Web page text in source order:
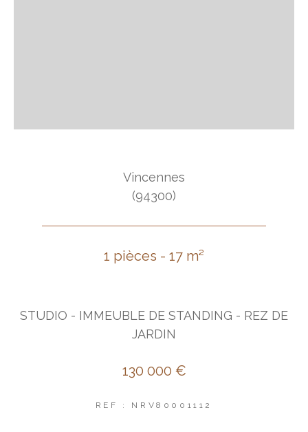
Vincennes
(94300)
1 pièces - 17 m²
STUDIO - IMMEUBLE DE STANDING - REZ DE
JARDIN
130 000 €
REF : NRV80001112